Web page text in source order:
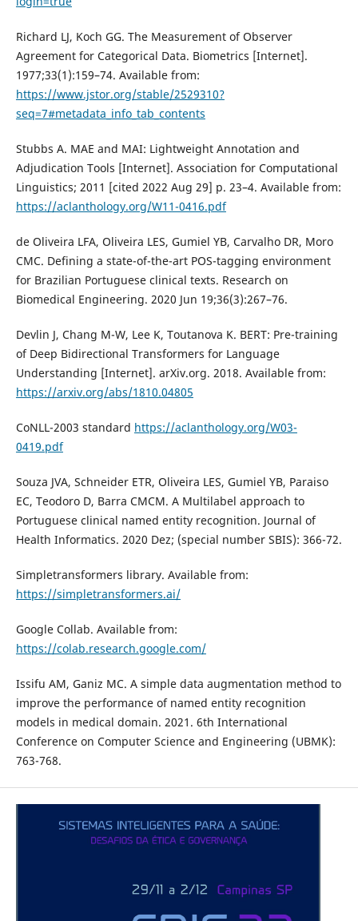
Richard LJ, Koch GG. The Measurement of Observer
Agreement for Categorical Data. Biometrics [Internet].
1977;33(1):159–74. Available from:
https://www.jstor.org/stable/2529310?
seq=7#metadata_info_tab_contents
Stubbs A. MAE and MAI: Lightweight Annotation and
Adjudication Tools [Internet]. Association for Computational
Linguistics; 2011 [cited 2022 Aug 29] p. 23–4. Available from:
https://aclanthology.org/W11-0416.pdf
de Oliveira LFA, Oliveira LES, Gumiel YB, Carvalho DR, Moro
CMC. Defining a state-of-the-art POS-tagging environment
for Brazilian Portuguese clinical texts. Research on
Biomedical Engineering. 2020 Jun 19;36(3):267–76.
Devlin J, Chang M-W, Lee K, Toutanova K. BERT: Pre-training
of Deep Bidirectional Transformers for Language
Understanding [Internet]. arXiv.org. 2018. Available from:
https://arxiv.org/abs/1810.04805
CoNLL-2003 standard https://aclanthology.org/W03-
0419.pdf
Souza JVA, Schneider ETR, Oliveira LES, Gumiel YB, Paraiso
EC, Teodoro D, Barra CMCM. A Multilabel approach to
Portuguese clinical named entity recognition. Journal of
Health Informatics. 2020 Dez; (special number SBIS): 366-72.
Simpletransformers library. Available from:
https://simpletransformers.ai/
Google Collab. Available from:
https://colab.research.google.com/
Issifu AM, Ganiz MC. A simple data augmentation method to
improve the performance of named entity recognition
models in medical domain. 2021. 6th International
Conference on Computer Science and Engineering (UBMK):
763-768.